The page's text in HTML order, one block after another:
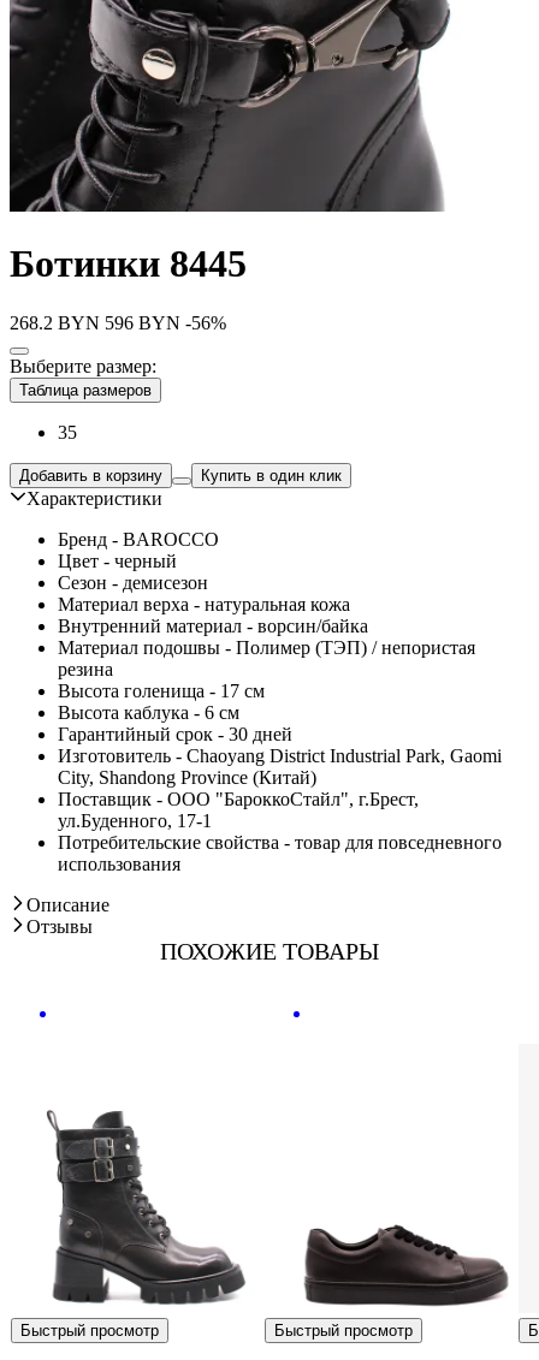
Ботинки 8445
268.2 BYN 596 BYN -56%
Выберите размер:
Таблица размеров
35
Добавить в корзину Купить в один клик
Характеристики
Бренд - BAROCCO
Цвет - черный
Сезон - демисезон
Материал верха - натуральная кожа
Внутренний материал - ворсин/байка
Материал подошвы - Полимер (ТЭП) / непористая
резина
Высота голенища - 17 см
Высота каблука - 6 см
Гарантийный срок - 30 дней
Изготовитель - Chaoyang District Industrial Park, Gaomi
City, Shandong Province (Китай)
Поставщик - ООО "БароккоСтайл", г.Брест,
ул.Буденного, 17-1
Потребительские свойства - товар для повседневного
использования
Описание
Отзывы
ПОХОЖИЕ ТОВАРЫ
Быстрый просмотр Быстрый просмотр